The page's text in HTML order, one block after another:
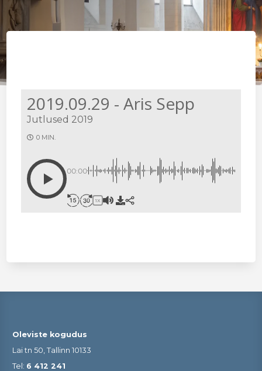
2019.09.29 - Aris Sepp
Jutlused 2019
0 MIN.
00:00
1X
Oleviste kogudus
Lai tn 50, Tallinn 10133
Tel: 6 412 241